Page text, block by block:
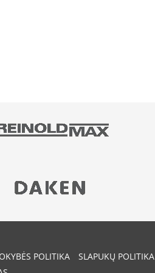
POLITIKA SLAPUKŲ POLITIKA